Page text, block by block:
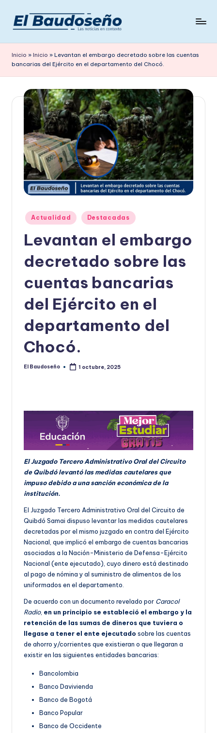
Saltar
contenido
e
ri
d
en
Inicio » Inicio » Levantan el embargo decretado sobre las cuentas
bancarias del Ejército en el departamento del Chocó.
Publicado
en
Actualidad Destacadas
Levantan el embargo
decretado sobre las
cuentas bancarias
del Ejército en el
departamento del
Chocó.
Publicado
El Baudoseño 1 octubre, 2025
El Juzgado Tercero Administrativo Oral del Circuito
de Quibdó levantó las medidas cautelares que
impuso debido a una sanción económica de la
institución.
El Juzgado Tercero Administrativo Oral del Circuito de
Quibdó Samai dispuso levantar las medidas cautelares
decretadas por el mismo juzgado en contra del Ejército
Nacional, que implicó el embargo de cuentas bancarias
asociadas a la Nación-Ministerio de Defensa-Ejército
Nacional (ente ejecutado), cuyo dinero está destinado
al pago de nómina y al suministro de alimentos de los
uniformados en el departamento.
De acuerdo con un documento revelado por Caracol
Radio, en un principio se estableció el embargo y la
retención de las sumas de dineros que tuviera o
llegase a tener el ente ejecutado sobre las cuentas
de ahorro y/corrientes que existieran o que llegaran a
existir en las siguientes entidades bancarias:
Bancolombia
Banco Davivienda
Banco de Bogotá
Banco Popular
Banco de Occidente